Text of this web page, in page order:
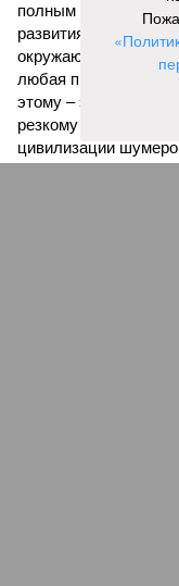
полным
развития событий
окружающей среды,
любая природная
этому –
резкому сокращению
цивилизации